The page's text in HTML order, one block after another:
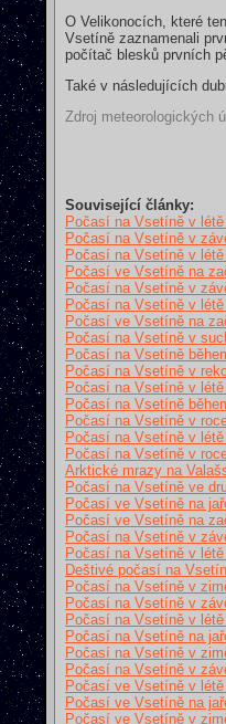
O Velikonocích, které
Vsetíně zaznamenali
počítač blesků prvních
Také v následujících
Zdroj meteorologických
Související články:
Počasí na Vsetíně v létě
Počasí na Vsetíně v
Počasí na Vsetíně v
Počasí ve Vsetíně na
Počasí na Vsetíně v
Počasí na Vsetíně v létě
Počasí ve Vsetíně na
Počasí na Vsetíně v
Počasí na Vsetíně
Počasí na Vsetíně v
Počasí na Vsetíně v létě
Počasí na Vsetíně
Počasí na Vsetíně v
Počasí na Vsetíně v
Počasí na Vsetíně v
Arktické mrazy na
Počasí na Vsetíně ve
Počasí ve Vsetíně na
Počasí ve Vsetíně na
Počasí na Vsetíně v
Počasí na Vsetíně v létě
Deštivé počasí na
Počasí na Vsetíně v
Počasí na Vsetíně v
Počasí na Vsetíně v létě
Počasí na Vsetíně na
Počasí na Vsetíně v
Počasí na Vsetíně v
Počasí ve Vsetíně v létě
Počasí ve Vsetíně na
Počasí ve Vsetíně v